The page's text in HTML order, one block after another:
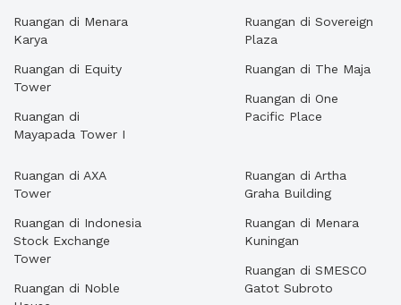
Ruangan di Menara
Karya
Ruangan di Equity
Tower
Ruangan di
Mayapada Tower I
Ruangan di Sovereign
Plaza
Ruangan di The Maja
Ruangan di One
Pacific Place
Ruangan di AXA
Tower
Ruangan di Indonesia
Stock Exchange
Tower
Ruangan di Noble
Ruangan di Artha
Graha Building
Ruangan di Menara
Kuningan
Ruangan di SMESCO
Gatot Subroto